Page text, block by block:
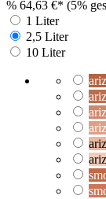
% 64,63 €* (5%
1 Liter
2,5 Liter
10 Liter